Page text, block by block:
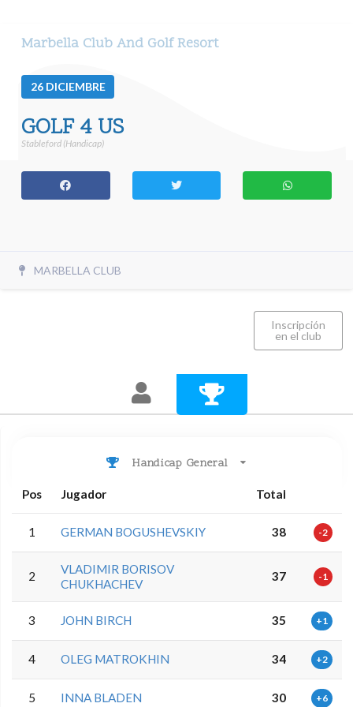
Marbella Club And Golf Resort
26 DICIEMBRE
GOLF 4 US
Stableford (Handicap)
MARBELLA CLUB
Inscripción
en el club
Handicap General
Pos Jugador Total
1 GERMAN BOGUSHEVSKIY 38 -2
2
VLADIMIR BORISOV
CHUKHACHEV
37 -1
3 JOHN BIRCH 35 +1
4 OLEG MATROKHIN 34 +2
5 INNA BLADEN 30 +6